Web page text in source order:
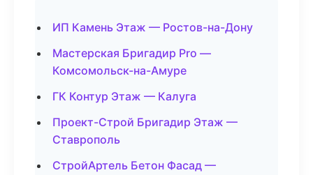
ИП Камень Этаж — Ростов-на-Дону
Мастерская Бригадир Pro —
Комсомольск-на-Амуре
ГК Контур Этаж — Калуга
Проект-Строй Бригадир Этаж —
Ставрополь
СтройАртель Бетон Фасад —